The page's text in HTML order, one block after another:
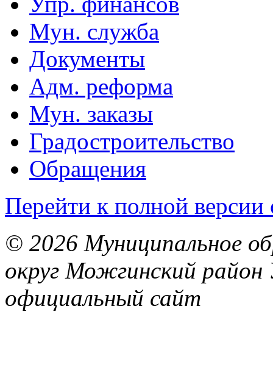
Мун. служба
Документы
Адм. реформа
Мун. заказы
Градостроительство
Обращения
Перейти к полной версии
© 2026 Муниципальное
округ Можгинский район
официальный сайт